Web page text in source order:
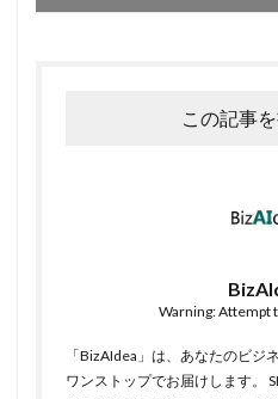
この記事
Warning: Attempt
「BizAIdea」は、あなたのビジ
ワンストップでお届けします。